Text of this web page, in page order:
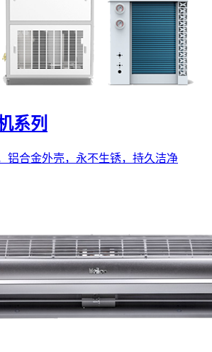
系列
铝合金外壳，永不生锈，持久洁净